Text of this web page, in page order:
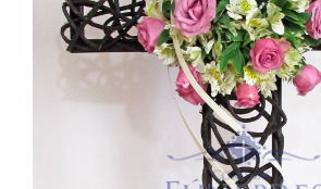
Cruces
Medallones